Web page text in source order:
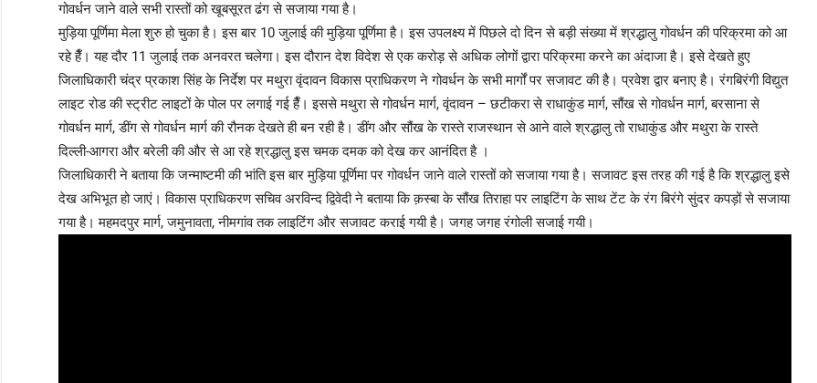
गोवर्धन जाने वाले सभी रास्तों को खूबसूरत ढंग से सजाया गया है।
मुड़िया पूर्णिमा मेला शुरु हो चुका है। इस बार 10 जुलाई की मुड़िया पूर्णिमा है। इस उपलक्ष्य में पिछले दो दिन से बड़ी संख्या में श्रद्धालु गोवर्धन की परिक्रमा को आ
रहे हैँ। यह दौर 11 जुलाई तक अनवरत चलेगा। इस दौरान देश विदेश से एक करोड़ से अधिक लोगों द्वारा परिक्रमा करने का अंदाजा है। इसे देखते हुए
जिलाधिकारी चंद्र प्रकाश सिंह के निर्देश पर मथुरा वृंदावन विकास प्राधिकरण ने गोवर्धन के सभी मार्गों पर सजावट की है। प्रवेश द्वार बनाए है। रंगबिरंगी विद्युत
लाइट रोड की स्ट्रीट लाइटों के पोल पर लगाई गई हैँ। इससे मथुरा से गोवर्धन मार्ग, वृंदावन – छटीकरा से राधाकुंड मार्ग, सौंख से गोवर्धन मार्ग, बरसाना से
गोवर्धन मार्ग, डींग से गोवर्धन मार्ग की रौनक देखते ही बन रही है। डींग और सौंख के रास्ते राजस्थान से आने वाले श्रद्धालु तो राधाकुंड और मथुरा के रास्ते
दिल्ली-आगरा और बरेली की और से आ रहे श्रद्धालु इस चमक दमक को देख कर आनंदित है ।
जिलाधिकारी ने बताया कि जन्माष्टमी की भांति इस बार मुड़िया पूर्णिमा पर गोवर्धन जाने वाले रास्तों को सजाया गया है। सजावट इस तरह की गई है कि श्रद्धालु इसे
देख अभिभूत हो जाएं। विकास प्राधिकरण सचिव अरविन्द द्विवेदी ने बताया कि क़स्बा के सौंख तिराहा पर लाइटिंग के साथ टेंट के रंग बिरंगे सुंदर कपड़ों से सजाया
गया है। महमदपुर मार्ग, जमुनावता, नीमगांव तक लाइटिंग और सजावट कराई गयी है। जगह जगह रंगोली सजाई गयी।